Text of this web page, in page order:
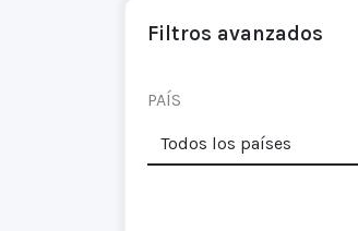
Filtros avanzados
PAÍS